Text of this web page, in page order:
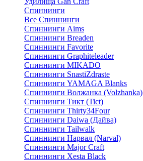
Спиннинги
Все Спиннинги
Спиннинги Aims
Спиннинги Breaden
Спиннинги Favorite
Спиннинги Graphiteleader
Спиннинги MIKADO
Спиннинги SnastiZdraste
Спиннинги YAMAGA Blanks
Спиннинги Волжанка (Volzhanka)
Спиннинги Тикт (Tict)
Спиннинги Thirty34Four
Спиннинги Daiwa (Дайва)
Спиннинги Tailwalk
Спиннинги Нарвал (Narval)
Спиннинги Major Craft
Спиннинги Xesta Black